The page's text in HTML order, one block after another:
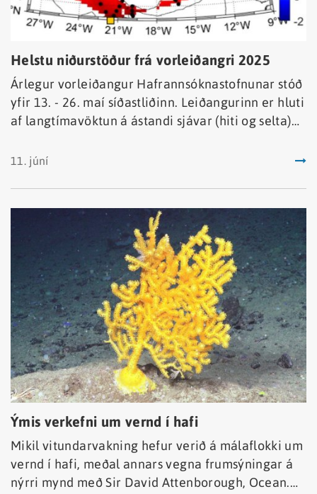
Helstu niðurstöður frá vorleiðangri 2025
Árlegur vorleiðangur Hafrannsóknastofnunar stóð
yfir 13. - 26. maí síðastliðinn. Leiðangurinn er hluti
af langtímavöktun á ástandi sjávar (hiti og selta)
kolefni, plöntusvifi og dýrasvifi við Ísland.
11. júní
Ýmis verkefni um vernd í hafi
Mikil vitundarvakning hefur verið á málaflokki um
vernd í hafi, meðal annars vegna frumsýningar á
nýrri mynd með Sir David Attenborough, Ocean.